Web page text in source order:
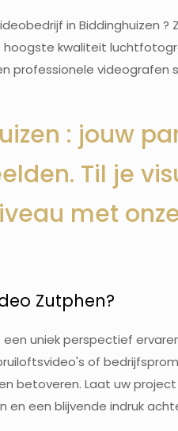
in Biddinghuizen ?
hoogste kwaliteit
professionele videografen
: jouw
Til je
met
Zutphen?
een uniek perspectief
of
betoveren. Laat uw
een blijvende indruk